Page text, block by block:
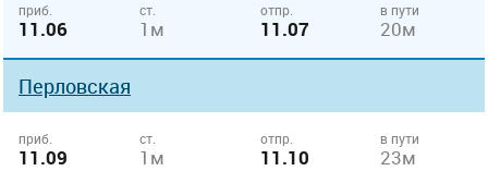
приб.
11.06
ст.
1м
отпр.
11.07
в пути
20м
Перловская
приб.
11.09
ст.
1м
отпр.
11.10
в пути
23м